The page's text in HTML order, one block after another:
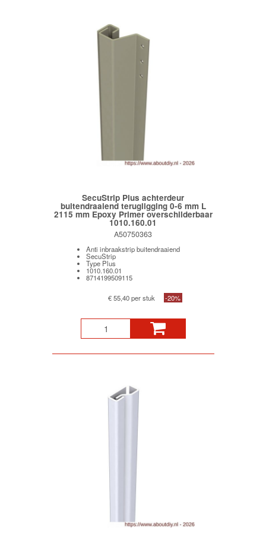
SecuStrip Plus achterdeur
buitendraaiend terugligging 0-6 mm L
2115 mm Epoxy Primer overschilderbaar
1010.160.01
A50750363
Anti inbraakstrip buitendraaiend
SecuStrip
Type Plus
1010.160.01
8714199509115
€ 55,40 per stuk -20%